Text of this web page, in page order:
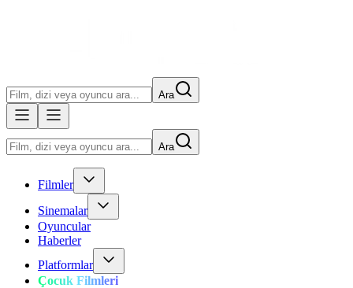
Ara
Ara
Filmler
Sinemalar
Oyuncular
Haberler
Platformlar
Çocuk Filmleri